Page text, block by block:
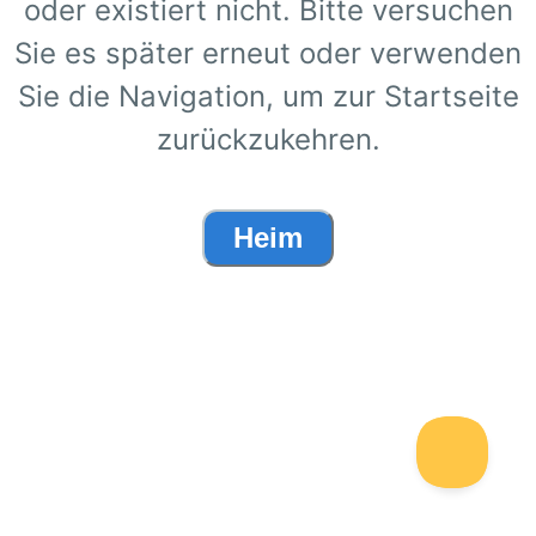
oder existiert nicht. Bitte versuchen
Sie es später erneut oder verwenden
Sie die Navigation, um zur Startseite
zurückzukehren.
Heim